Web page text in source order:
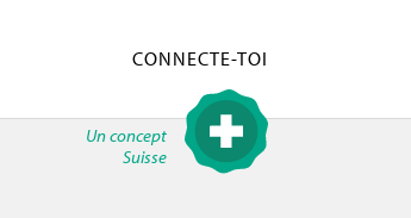
CONNECTE-TOI
Un concept
Suisse